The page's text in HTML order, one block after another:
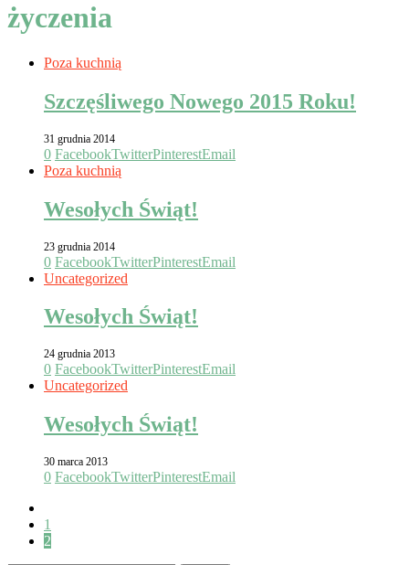
życzenia
Poza kuchnią
Szczęśliwego Nowego 2015 Roku!
31 grudnia 2014
0 FacebookTwitterPinterestEmail
Poza kuchnią
Wesołych Świąt!
23 grudnia 2014
0 FacebookTwitterPinterestEmail
Uncategorized
Wesołych Świąt!
24 grudnia 2013
0 FacebookTwitterPinterestEmail
Uncategorized
Wesołych Świąt!
30 marca 2013
0 FacebookTwitterPinterestEmail
1
2